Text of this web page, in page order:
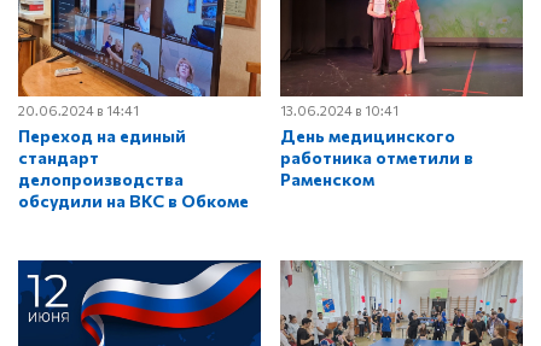
20.06.2024 в 14:41
Переход на единый
стандарт
делопроизводства
обсудили на ВКС в Обкоме
13.06.2024 в 10:41
День медицинского
работника отметили в
Раменском